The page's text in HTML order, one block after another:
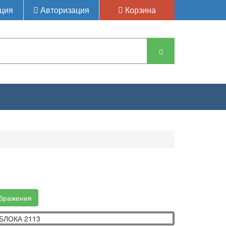
Авторизация Корзина
БЛОКА